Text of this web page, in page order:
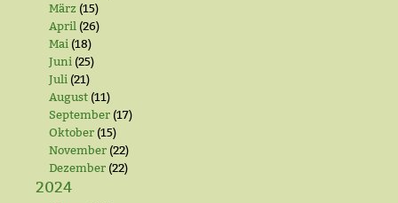
März (15)
April (26)
Mai (18)
Juni (25)
Juli (21)
August (11)
September (17)
Oktober (15)
November (22)
Dezember (22)
2024